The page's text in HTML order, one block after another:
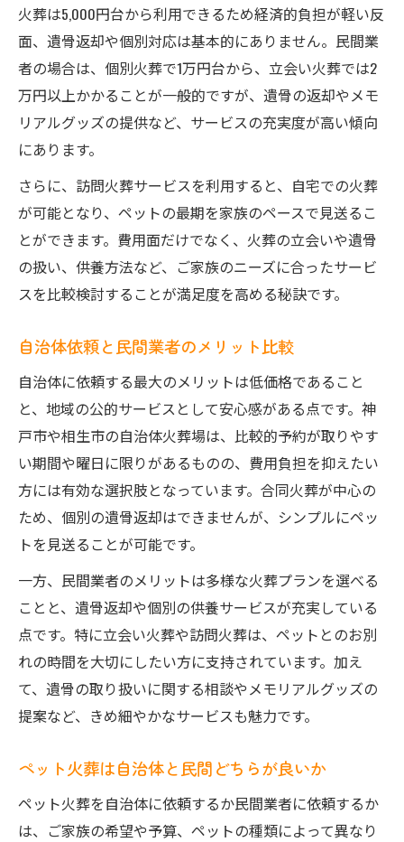
火葬は5,000円台から利用できるため経済的負担が軽い反
面、遺骨返却や個別対応は基本的にありません。民間業
者の場合は、個別火葬で1万円台から、立会い火葬では2
万円以上かかることが一般的ですが、遺骨の返却やメモ
リアルグッズの提供など、サービスの充実度が高い傾向
にあります。
さらに、訪問火葬サービスを利用すると、自宅での火葬
が可能となり、ペットの最期を家族のペースで見送るこ
とができます。費用面だけでなく、火葬の立会いや遺骨
の扱い、供養方法など、ご家族のニーズに合ったサービ
スを比較検討することが満足度を高める秘訣です。
自治体依頼と民間業者のメリット比較
自治体に依頼する最大のメリットは低価格であること
と、地域の公的サービスとして安心感がある点です。神
戸市や相生市の自治体火葬場は、比較的予約が取りやす
い期間や曜日に限りがあるものの、費用負担を抑えたい
方には有効な選択肢となっています。合同火葬が中心の
ため、個別の遺骨返却はできませんが、シンプルにペッ
トを見送ることが可能です。
一方、民間業者のメリットは多様な火葬プランを選べる
ことと、遺骨返却や個別の供養サービスが充実している
点です。特に立会い火葬や訪問火葬は、ペットとのお別
れの時間を大切にしたい方に支持されています。加え
て、遺骨の取り扱いに関する相談やメモリアルグッズの
提案など、きめ細やかなサービスも魅力です。
ペット火葬は自治体と民間どちらが良いか
ペット火葬を自治体に依頼するか民間業者に依頼するか
は、ご家族の希望や予算、ペットの種類によって異なり